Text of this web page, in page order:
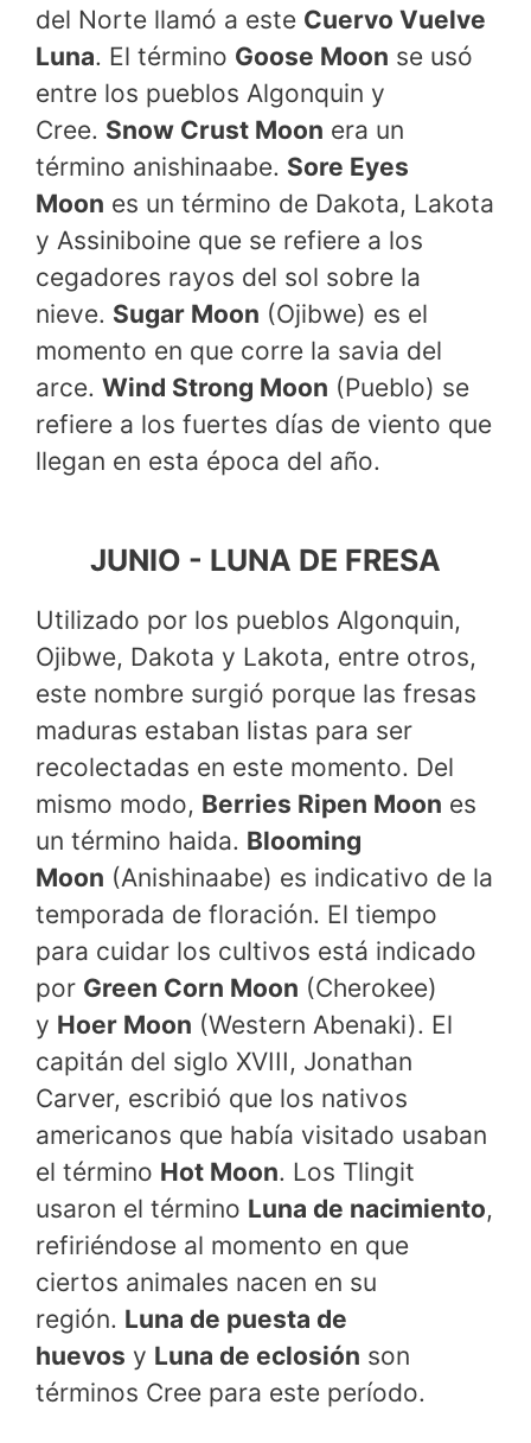
del Norte llamó a este Cuervo Vuelve
Luna. El término Goose Moon se usó
entre los pueblos Algonquin y
Cree. Snow Crust Moon era un
término anishinaabe. Sore Eyes
Moon es un término de Dakota, Lakota
y Assiniboine que se refiere a los
cegadores rayos del sol sobre la
nieve. Sugar Moon (Ojibwe) es el
momento en que corre la savia del
arce. Wind Strong Moon (Pueblo) se
refiere a los fuertes días de viento que
llegan en esta época del año.
JUNIO ​​- LUNA DE FRESA
Utilizado por los pueblos Algonquin,
Ojibwe, Dakota y Lakota, entre otros,
este nombre surgió porque las fresas
maduras estaban listas para ser
recolectadas en este momento. Del
mismo modo, Berries Ripen Moon es
un término haida. Blooming
Moon (Anishinaabe) es indicativo de la
temporada de floración. El tiempo
para cuidar los cultivos está indicado
por Green Corn Moon (Cherokee)
y Hoer Moon (Western Abenaki). El
capitán del siglo XVIII, Jonathan
Carver, escribió que los nativos
americanos que había visitado usaban
el término Hot Moon. Los Tlingit
usaron el término Luna de nacimiento,
refiriéndose al momento en que
ciertos animales nacen en su
región. Luna de puesta de
huevos y Luna de eclosión son
términos Cree para este período.